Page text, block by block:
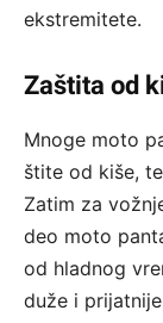
ekstremitete.
Zaštita od
Mnoge moto
štite od kiše,
Zatim za
deo moto
od hladnog
duže i